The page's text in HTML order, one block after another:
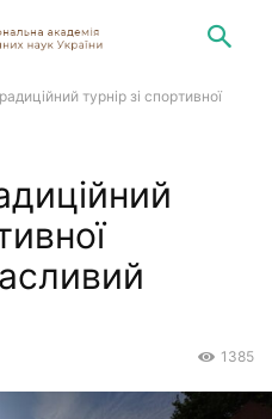
турнір зі спортивної
1385